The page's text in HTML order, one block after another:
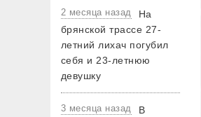
2 месяца назад
На
брянской трассе 27-
летний лихач погубил
себя и 23-летнюю
девушку
3 месяца назад
В